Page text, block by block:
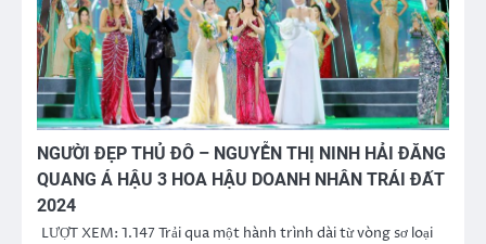
NGƯỜI ĐẸP THỦ ĐÔ – NGUYỄN THỊ NINH HẢI ĐĂNG
QUANG Á HẬU 3 HOA HẬU DOANH NHÂN TRÁI ĐẤT
2024
LƯỢT XEM: 1.147 Trải qua một hành trình dài từ vòng sơ loại